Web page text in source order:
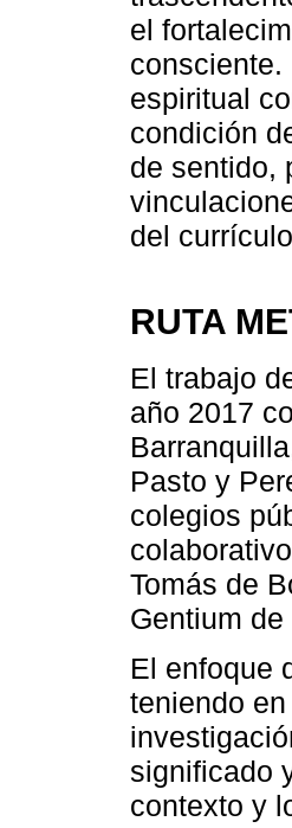
el
espiritual
condición
de sentido,
del
RUTA
El trabajo
año 2017
Pasto y
colegios
Tomás de
Gentium de
El enfoque
teniendo
significado
contexto y